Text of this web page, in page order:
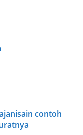
contoh